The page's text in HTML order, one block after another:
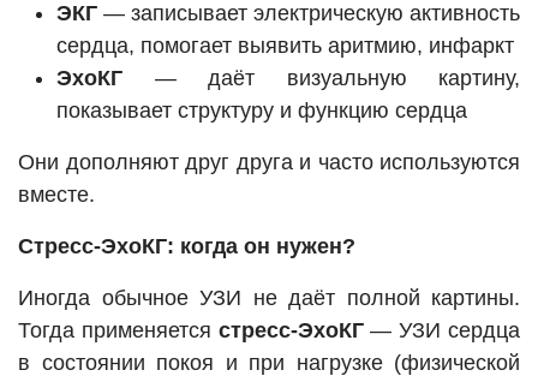
ЭКГ — записывает электрическую активность
сердца, помогает выявить аритмию, инфаркт
ЭхоКГ — даёт визуальную картину,
показывает структуру и функцию сердца
Они дополняют друг друга и часто используются
вместе.
Стресс-ЭхоКГ: когда он нужен?
Иногда обычное УЗИ не даёт полной картины.
Тогда применяется стресс-ЭхоКГ— УЗИ сердца
в состоянии покоя и при нагрузке (физической